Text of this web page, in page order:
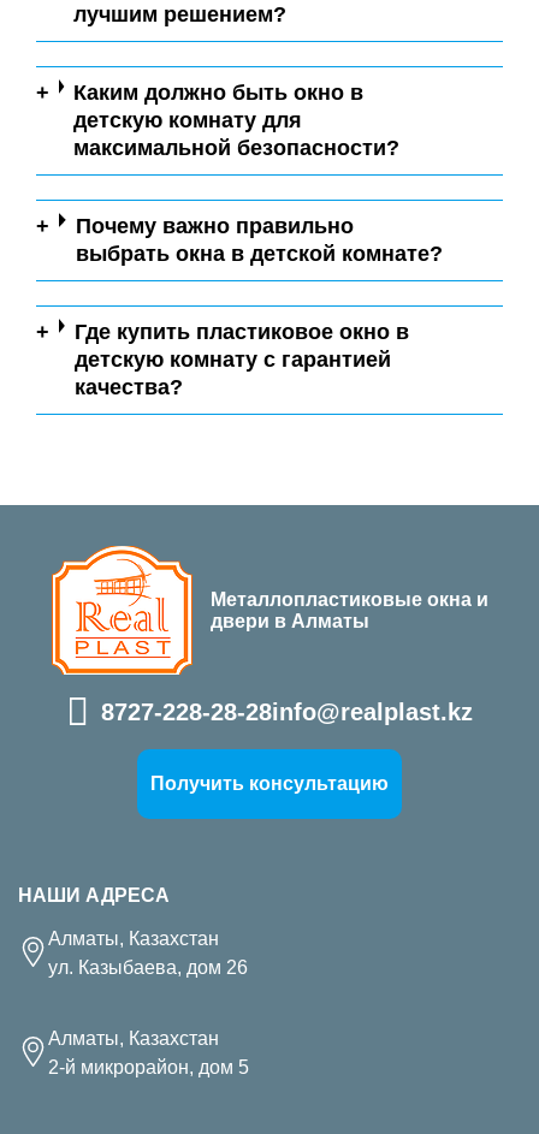
лучшим решением?
Каким должно быть окно в
детскую комнату для
максимальной безопасности?
Почему важно правильно
выбрать окна в детской комнате?
Где купить пластиковое окно в
детскую комнату с гарантией
качества?
Металлопластиковые окна и
двери в Алматы
8727-228-28-28info@realplast.kz
Получить консультацию
НАШИ АДРЕСА
Алматы, Казахстан
ул. Казыбаева, дом 26
Алматы, Казахстан
2-й микрорайон, дом 5